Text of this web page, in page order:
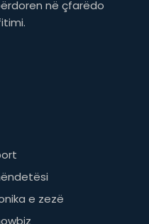
në çfarëdo
e zezë